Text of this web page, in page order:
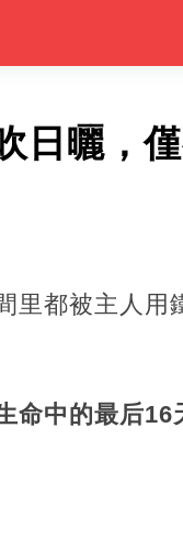
日曬，
里都被主人用
命中的最后16